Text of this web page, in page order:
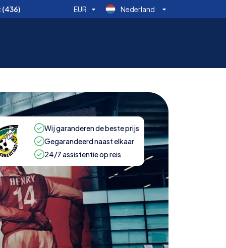
(436) EUR Nederland
Wij garanderen de beste prijs
Gegarandeerd naast elkaar
24/7 assistentie op reis